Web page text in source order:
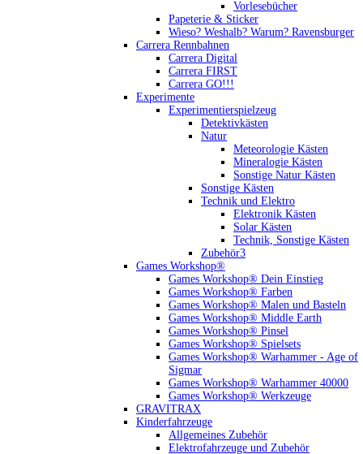
Vorlesebücher
Papeterie & Sticker
Wieso? Weshalb? Warum? Ravensburger
Carrera Rennbahnen
Carrera Digital
Carrera FIRST
Carrera GO!!!
Experimente
Experimentierspielzeug
Detektivkästen
Natur
Meteorologie Kästen
Mineralogie Kästen
Sonstige Natur Kästen
Sonstige Kästen
Technik und Elektro
Elektronik Kästen
Solar Kästen
Technik, Sonstige Kästen
Zubehör3
Games Workshop®
Games Workshop® Dein Einstieg
Games Workshop® Farben
Games Workshop® Malen und Basteln
Games Workshop® Middle Earth
Games Workshop® Pinsel
Games Workshop® Spielsets
Games Workshop® Warhammer - Age of
Sigmar
Games Workshop® Warhammer 40000
Games Workshop® Werkzeuge
GRAVITRAX
Kinderfahrzeuge
Allgemeines Zubehör
Elektrofahrzeuge und Zubehör